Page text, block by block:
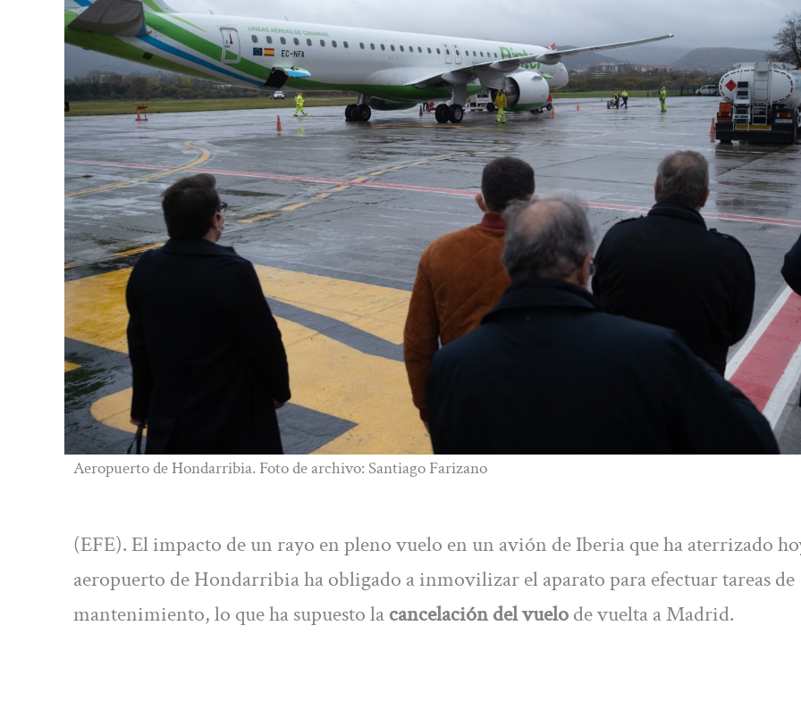
Aeropuerto de Hondarribia. Foto de archivo: Santiago Farizano
(EFE). El impacto de un rayo en pleno vuelo en un avión de Iberia que ha aterrizado
aeropuerto de Hondarribia ha obligado a inmovilizar el aparato para efectuar tareas de
mantenimiento, lo que ha supuesto lacancelación del vuelode vuelta a Madrid.